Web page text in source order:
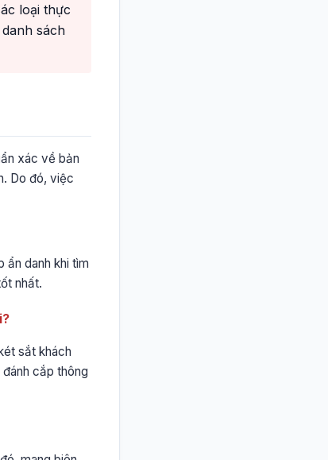
loại thực
sách
xác về bản
Do đó, việc
ẩn danh khi tìm
nhất.
sắt khách
cắp thông